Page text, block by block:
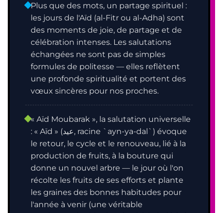
Plus que des mots, un partage spirituel :
les jours de l'Aïd (al-Fitr ou al-Adha) sont
des moments de joie, de partage et de
célébration intenses. Les salutations
échangées ne sont pas de simples
formules de politesse — elles reflètent
une profonde spiritualité et portent des
vœux sincères pour nos proches.
« Aïd Moubarak », la salutation universelle
: « Aïd » (عيد, racine `ayn-ya-dal`) évoque
le retour, le cycle et le renouveau, lié à la
production de fruits, à la bouture qui
donne un nouvel arbre — le jour où l'on
récolte les fruits de ses efforts et plante
les graines des bonnes habitudes pour
l'année à venir (une véritable